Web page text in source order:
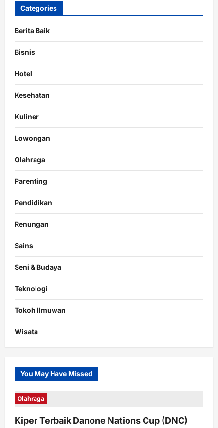
Categories
Berita Baik
Bisnis
Hotel
Kesehatan
Kuliner
Lowongan
Olahraga
Parenting
Pendidikan
Renungan
Sains
Seni & Budaya
Teknologi
Tokoh Ilmuwan
Wisata
You May Have Missed
Olahraga
Kiper Terbaik Danone Nations Cup (DNC)